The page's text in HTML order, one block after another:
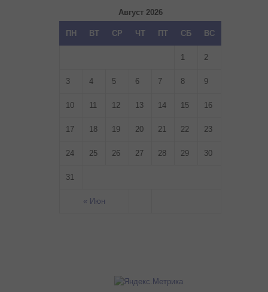
Август 2026
ПН ВТ СР ЧТ ПТ СБ ВС
« Июн
1 2
3 4 5 6 7 8 9
10 11 12 13 14 15 16
17 18 19 20 21 22 23
24 25 26 27 28 29 30
31